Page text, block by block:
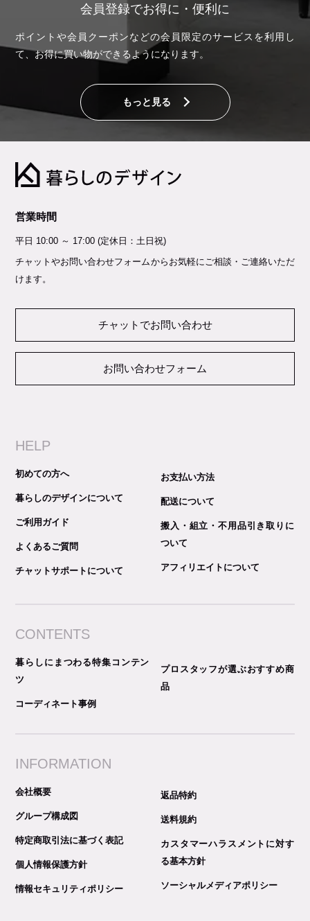
会員登録でお得に・便利に
ポイントや会員クーポンなどの会員限定のサービスを利用し
て、お得に買い物ができるようになります。
もっと見る
営業時間
平日 10:00 ～ 17:00 (定休日：土日祝)
チャットやお問い合わせフォームからお気軽にご相談・ご連絡いただ
けます。
チャットでお問い合わせ
お問い合わせフォーム
HELP
初めての方へ
暮らしのデザインについて
ご利用ガイド
よくあるご質問
チャットサポートについて
お支払い方法
配送について
搬入・組立・不用品引き取りに
ついて
アフィリエイトについて
CONTENTS
暮らしにまつわる特集コンテン
ツ
コーディネート事例
プロスタッフが選ぶおすすめ商
品
INFORMATION
会社概要
グループ構成図
特定商取引法に基づく表記
個人情報保護方針
情報セキュリティポリシー
返品特約
送料規約
カスタマーハラスメントに対す
る基本方針
ソーシャルメディアポリシー